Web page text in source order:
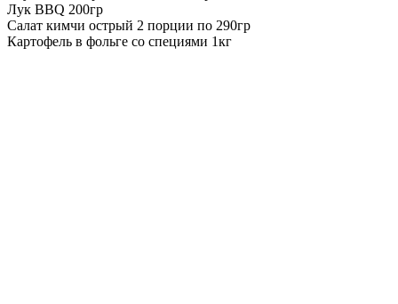
Лук BBQ 200гр
Салат кимчи острый 2 порции по 290гр
Картофель в фольге со специями 1кг